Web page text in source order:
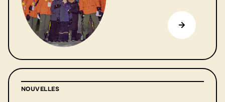
NOUVELLES